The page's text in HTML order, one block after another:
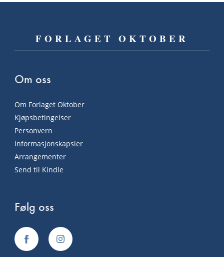
FORLAGET OKTOBER
Om oss
Om Forlaget Oktober
Kjøpsbetingelser
Personvern
Informasjonskapsler
Arrangementer
Send til Kindle
Følg oss